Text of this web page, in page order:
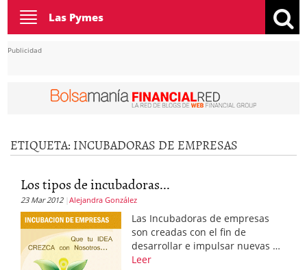
Toggle
navigation
Las Pymes
Publicidad
ETIQUETA: INCUBADORAS DE EMPRESAS
Los tipos de incubadoras...
23 Mar 2012 Alejandra González
Las Incubadoras de empresas
son creadas con el fin de
desarrollar e impulsar nuevas …
Leer